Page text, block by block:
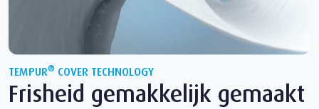
TEMPUR® COVER TECHNOLOGY
Frisheid gemakkelijk gemaakt